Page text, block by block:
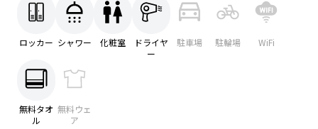
ロッカー シャワー 化粧室
ドライヤ
ー
駐車場 駐輪場 WiFi
無料タオ
ル
無料ウェ
ア